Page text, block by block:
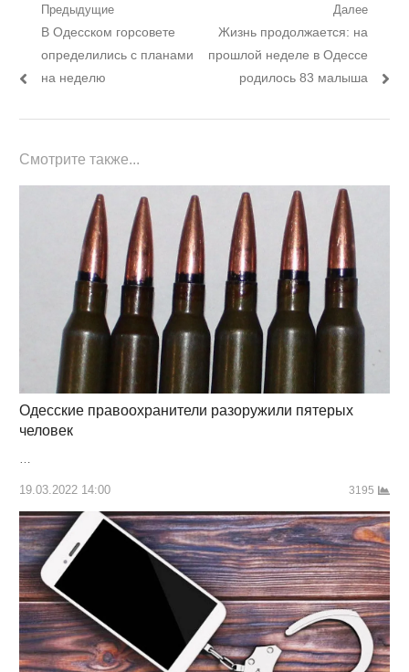
Навигация
записям
Предыдущие
Предыдущий
пост:
В Одесском горсовете
определились с планами
на неделю
Далее
Следующий
пост:
Жизнь продолжается: на
прошлой неделе в Одессе
родилось 83 малыша
Смотрите также...
Одесские правоохранители разоружили пятерых
человек
…
19.03.2022 14:00 3195